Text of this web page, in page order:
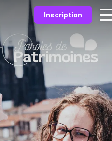
Inscription